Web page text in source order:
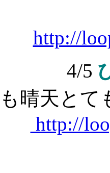
http://
4/5
晴天 とて
http://